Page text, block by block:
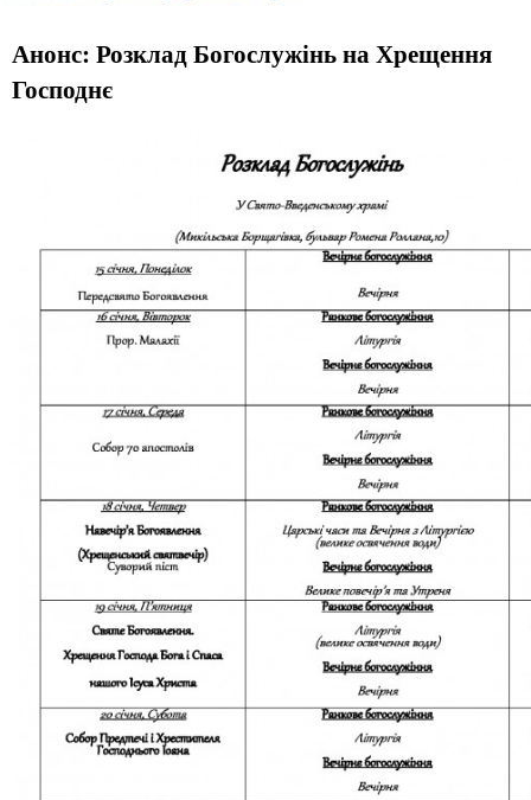
Анонс: Розклад Богослужінь на Хрещення
Господнє